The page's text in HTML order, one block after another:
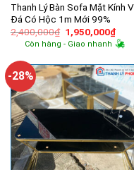
Thanh Lý Bàn Sofa Mặt Kính
Đá Có Hộc 1m Mới 99%
2,400,000₫ Giá
gốc
là:
1,950,000₫Giá
hiện
tại
Còn hàng - Giao nhanh
-28%